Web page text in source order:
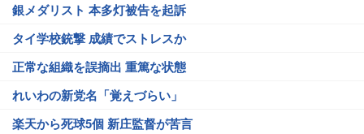
銀メダリスト 本多灯被告を起訴
タイ学校銃撃 成績でストレスか
正常な組織を誤摘出 重篤な状態
れいわの新党名「覚えづらい」
楽天から死球5個 新庄監督が苦言